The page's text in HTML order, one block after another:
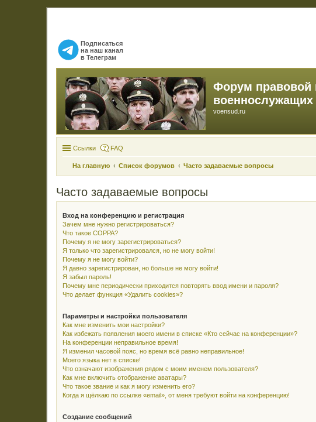
Подписаться
на наш канал
в Телеграм
Форум
военнослужащих
voensud.ru
Ссылки FAQ
На главную Список форумов Часто задаваемые вопросы
Часто задаваемые вопросы
Вход на конференцию и регистрация
Зачем мне нужно регистрироваться?
Что такое COPPA?
Почему я не могу зарегистрироваться?
Я только что зарегистрировался, но не могу войти!
Почему я не могу войти?
Я давно зарегистрирован, но больше не могу войти!
Я забыл пароль!
Почему мне периодически приходится повторять ввод имени и пароля?
Что делает функция «Удалить cookies»?
Параметры и настройки пользователя
Как мне изменить мои настройки?
Как избежать появления моего имени в списке «Кто сейчас на конференции»?
На конференции неправильное время!
Я изменил часовой пояс, но время всё равно неправильное!
Моего языка нет в списке!
Что означают изображения рядом с моим именем пользователя?
Как мне включить отображение аватары?
Что такое звание и как я могу изменить его?
Когда я щёлкаю по ссылке «email», от меня требуют войти на конференцию!
Создание сообщений